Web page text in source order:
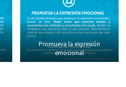
Promueva la expresión
emocional